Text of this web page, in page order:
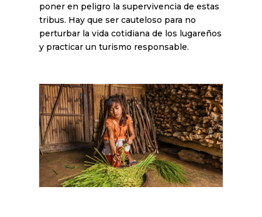
poner en peligro la supervivencia de estas
tribus. Hay que ser cauteloso para no
perturbar la vida cotidiana de los lugareños
y practicar un turismo responsable.